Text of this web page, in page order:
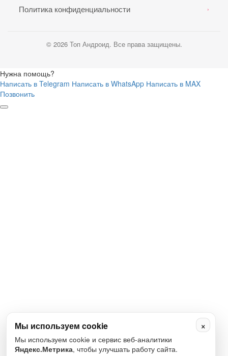
Политика конфиденциальности ›
© 2026 Топ Андроид. Все права защищены.
×
Мы используем cookie
Мы используем cookie и сервис веб-аналитики
Яндекс.Метрика, чтобы улучшать работу сайта.
Нужна помощь?
Написать в Telegram Написать в WhatsApp Написать в MAX
Позвонить